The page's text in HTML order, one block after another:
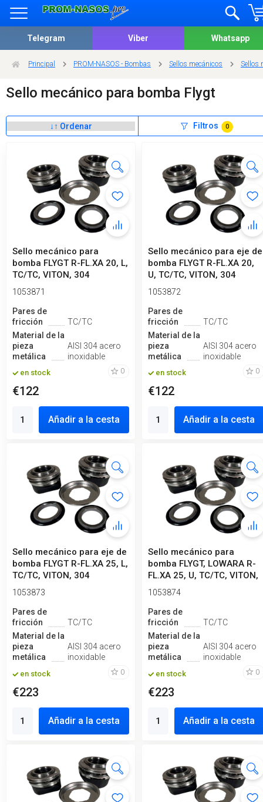
Telegram Viber Whatsapp
Principal PROM-NASOS - Bombas Sellos mecánicos Sellos
Sello mecánico para bomba Flygt
Filtros 0
Sello mecánico para
bomba FLYGT R-FL.XA 20, L,
TC/TC, VITON, 304
1053871
Pares de
fricción
TC/TC
Material de la
pieza
metálica
AISI 304 acero
inoxidable
en stock 0
€122
Añadir a la cesta
Sello mecánico para eje de
bomba FLYGT R-FL.XA 20,
U, TC/TC, VITON, 304
1053872
Pares de
fricción
TC/TC
Material de la
pieza
metálica
AISI 304 acero
inoxidable
en stock 0
€122
Añadir a la cesta
Sello mecánico para eje de
bomba FLYGT R-FL.XA 25, L,
TC/TC, VITON, 304
1053873
Pares de
fricción
TC/TC
Material de la
pieza
metálica
AISI 304 acero
inoxidable
en stock 0
€223
Añadir a la cesta
Sello mecánico para
bomba FLYGT, LOWARA R-
FL.XA 25, U, TC/TC, VITON,
304
1053874
Pares de
fricción
TC/TC
Material de la
pieza
metálica
AISI 304 acero
inoxidable
en stock 0
€223
Añadir a la cesta